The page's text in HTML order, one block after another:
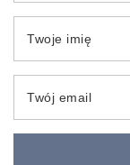
Twoje imię
Twój email